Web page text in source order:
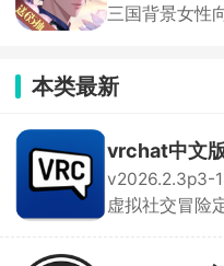
三国背景女性
本类最新
vrchat中文
虚拟社交冒险